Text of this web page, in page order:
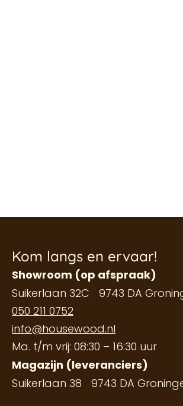
Kom langs en ervaar!
Showroom (op afspraak)
Suikerlaan 32C 9743 DA
050 211 0752
info@housewood.nl
Ma. t/m vrij: 08:30 – 16:30 uur
Magazijn (leveranciers)
Suikerlaan 38 9743 DA